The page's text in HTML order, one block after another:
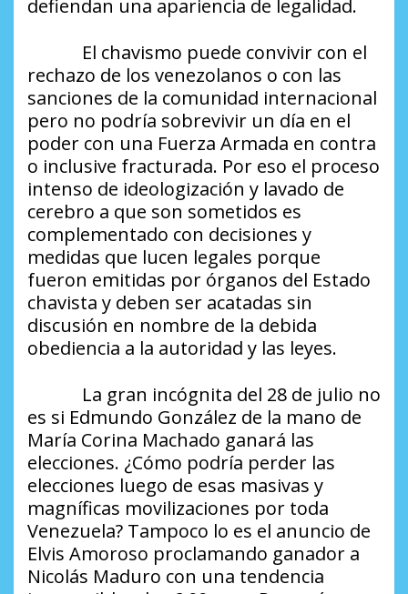
defiendan una apariencia de legalidad.
El chavismo puede convivir con el
rechazo de los venezolanos o con las
sanciones de la comunidad internacional
pero no podría sobrevivir un día en el
poder con una Fuerza Armada en contra
o inclusive fracturada. Por eso el proceso
intenso de ideologización y lavado de
cerebro a que son sometidos es
complementado con decisiones y
medidas que lucen legales porque
fueron emitidas por órganos del Estado
chavista y deben ser acatadas sin
discusión en nombre de la debida
obediencia a la autoridad y las leyes.
La gran incógnita del 28 de julio no
es si Edmundo González de la mano de
María Corina Machado ganará las
elecciones. ¿Cómo podría perder las
elecciones luego de esas masivas y
magníficas movilizaciones por toda
Venezuela? Tampoco lo es el anuncio de
Elvis Amoroso proclamando ganador a
Nicolás Maduro con una tendencia